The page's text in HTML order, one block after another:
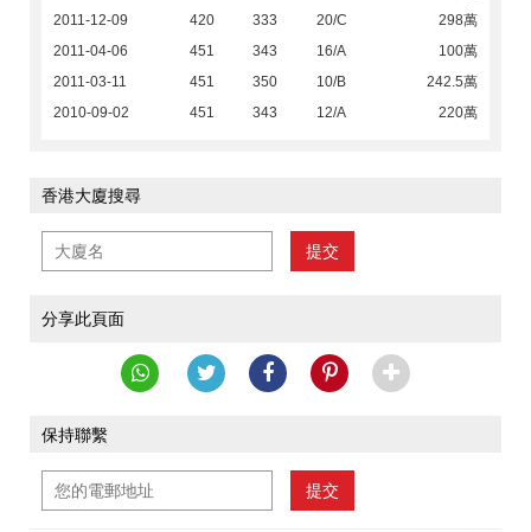
2011-12-09
420 333 20/C
298萬
2011-04-06
451 343 16/A
100萬
2011-03-11
451 350 10/B
242.5萬
2010-09-02
451 343 12/A 220萬
香港大廈搜尋
提交
分享此頁面
保持聯繫
提交